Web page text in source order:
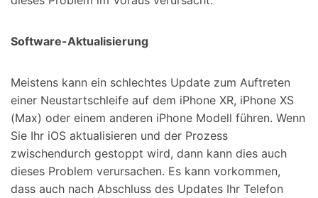
Software-Aktualisierung
Meistens kann ein schlechtes Update zum Auftreten
einer Neustartschleife auf dem iPhone XR, iPhone XS
(Max) oder einem anderen iPhone Modell führen. Wenn
Sie Ihr iOS aktualisieren und der Prozess
zwischendurch gestoppt wird, dann kann dies auch
dieses Problem verursachen. Es kann vorkommen,
dass auch nach Abschluss des Updates Ihr Telefon